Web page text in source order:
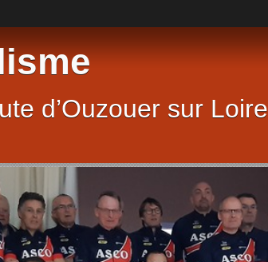
d’Ouzouer sur Loire